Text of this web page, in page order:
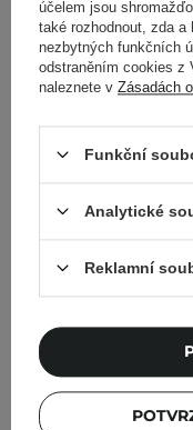
Medicube - One
účelem jsou
také rozhodnout, zda
nezbytných funkčních
odstraněním cookies z
naleznete v Zásadách
Funkční
Analytické
Reklamní